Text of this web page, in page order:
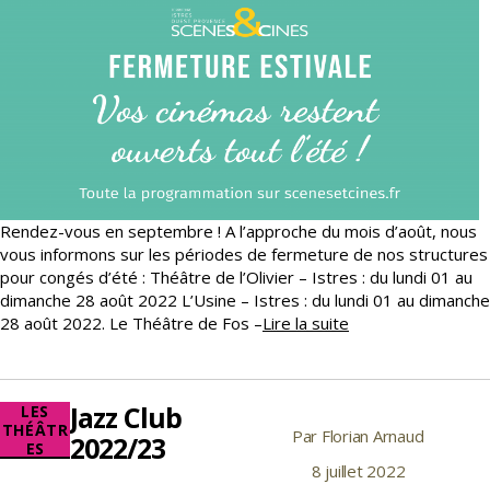
Rendez-vous en septembre ! A l’approche du mois d’août, nous
vous informons sur les périodes de fermeture de nos structures
pour congés d’été : Théâtre de l’Olivier – Istres : du lundi 01 au
dimanche 28 août 2022 L’Usine – Istres : du lundi 01 au dimanche
28 août 2022. Le Théâtre de Fos –Lire la suite
Catégories
LES
THÉÂTR
ES
Jazz Club
2022/23
Auteur
Par Florian Arnaud
Date8 juillet 2022